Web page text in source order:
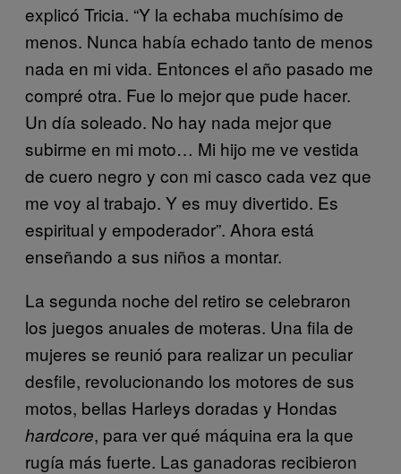
explicó Tricia. “Y la echaba muchísimo de
menos. Nunca había echado tanto de menos
nada en mi vida. Entonces el año pasado me
compré otra. Fue lo mejor que pude hacer.
Un día soleado. No hay nada mejor que
subirme en mi moto… Mi hijo me ve vestida
de cuero negro y con mi casco cada vez que
me voy al trabajo. Y es muy divertido. Es
espiritual y empoderador”. Ahora está
enseñando a sus niños a montar.
La segunda noche del retiro se celebraron
los juegos anuales de moteras. Una fila de
mujeres se reunió para realizar un peculiar
desfile, revolucionando los motores de sus
motos, bellas Harleys doradas y Hondas
hardcore, para ver qué máquina era la que
rugía más fuerte. Las ganadoras recibieron